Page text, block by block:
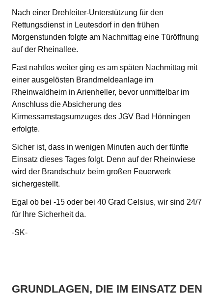
Nach einer Drehleiter-Unterstützung für den
Rettungsdienst in Leutesdorf in den frühen
Morgenstunden folgte am Nachmittag eine Türöffnung
auf der Rheinallee.
Fast nahtlos weiter ging es am späten Nachmittag mit
einer ausgelösten Brandmeldeanlage im
Rheinwaldheim in Arienheller, bevor unmittelbar im
Anschluss die Absicherung des
Kirmessamstagsumzuges des JGV Bad Hönningen
erfolgte.
Sicher ist, dass in wenigen Minuten auch der fünfte
Einsatz dieses Tages folgt. Denn auf der Rheinwiese
wird der Brandschutz beim großen Feuerwerk
sichergestellt.
Egal ob bei -15 oder bei 40 Grad Celsius, wir sind 24/7
für Ihre Sicherheit da.
-SK-
GRUNDLAGEN, DIE IM EINSATZ DEN